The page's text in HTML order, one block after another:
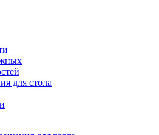
для стола